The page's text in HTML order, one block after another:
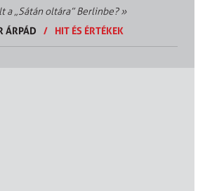
a „Sátán oltára” Berlinbe?»
ÁRPÁD
/ HIT ÉS ÉRTÉKEK